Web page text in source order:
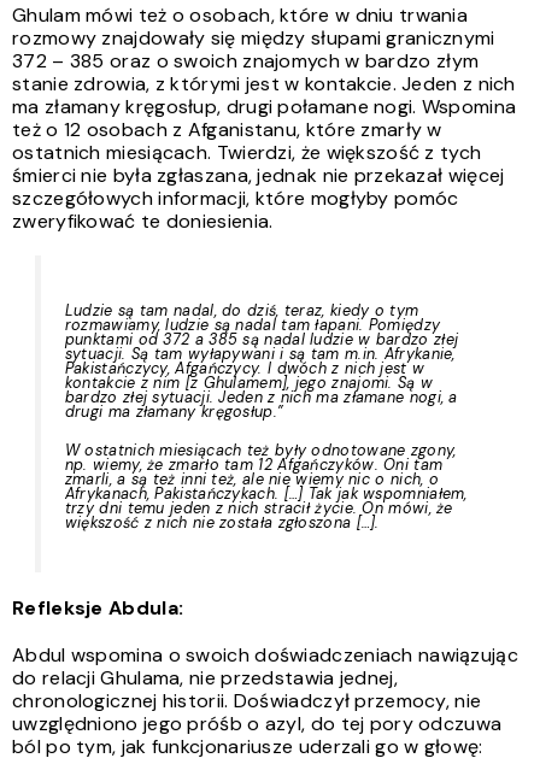
Ghulam mówi też o osobach, które w dniu trwania
rozmowy znajdowały się między słupami granicznymi
372 – 385 oraz o swoich znajomych w bardzo złym
stanie zdrowia, z którymi jest w kontakcie. Jeden z nich
ma złamany kręgosłup, drugi połamane nogi. Wspomina
też o 12 osobach z Afganistanu, które zmarły w
ostatnich miesiącach. Twierdzi, że większość z tych
śmierci nie była zgłaszana, jednak nie przekazał więcej
szczegółowych informacji, które mogłyby pomóc
zweryfikować te doniesienia.
Ludzie są tam nadal, do dziś, teraz, kiedy o tym
rozmawiamy, ludzie są nadal tam łapani. Pomiędzy
punktami od 372 a 385 są nadal ludzie w bardzo złej
sytuacji. Są tam wyłapywani i są tam m.in. Afrykanie,
Pakistańczycy, Afgańczycy. I dwóch z nich jest w
kontakcie z nim [z Ghulamem], jego znajomi. Są w
bardzo złej sytuacji. Jeden z nich ma złamane nogi, a
drugi ma złamany kręgosłup.”
W ostatnich miesiącach też były odnotowane zgony,
np. wiemy, że zmarło tam 12 Afgańczyków. Oni tam
zmarli, a są też inni też, ale nie wiemy nic o nich, o
Afrykanach, Pakistańczykach. […] Tak jak wspomniałem,
trzy dni temu jeden z nich stracił życie. On mówi, że
większość z nich nie została zgłoszona […].
Refleksje Abdula:
Abdul wspomina o swoich doświadczeniach nawiązując
do relacji Ghulama, nie przedstawia jednej,
chronologicznej historii. Doświadczył przemocy, nie
uwzględniono jego próśb o azyl, do tej pory odczuwa
ból po tym, jak funkcjonariusze uderzali go w głowę: